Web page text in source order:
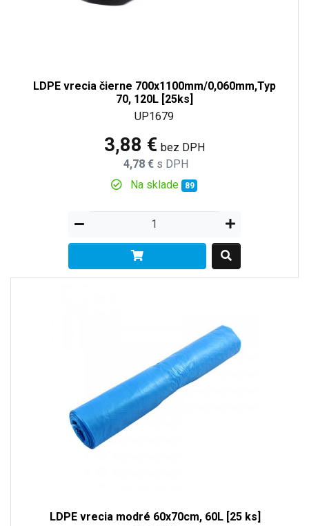
LDPE vrecia čierne 700x1100mm/0,060mm,Typ
70, 120L [25ks]
UP1679
3,88 € bez DPH
4,78 € s DPH
Na sklade
89
LDPE vrecia modré 60x70cm, 60L [25 ks]